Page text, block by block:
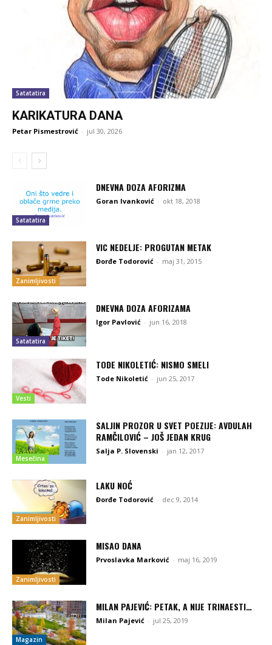
Satatatira
KARIKATURA DANA
Petar Pismestrović - jul 30, 2026
Satatatira
DNEVNA DOZA AFORIZMA
Goran Ivanković - okt 18, 2018
Zanimljivosti
VIC NEDELJE: PROGUTAN METAK
Đorđe Todorović - maj 31, 2015
Satatatira
DNEVNA DOZA AFORIZAMA
Igor Pavlović - jun 16, 2018
Vesti
TODE NIKOLETIĆ: NISMO SMELI
Tode Nikoletić - jun 25, 2017
Mesečina
SALJIN PROZOR U SVET POEZIJE: AVDULAH
RAMČILOVIĆ – JOŠ JEDAN KRUG
Salja P. Slovenski - jan 12, 2017
Zanimljivosti
LAKU NOĆ
Đorđe Todorović - dec 9, 2014
Zanimljivosti
MISAO DANA
Prvoslavka Marković - maj 16, 2019
Magazin
MILAN PAJEVIĆ: PETAK, A NIJE TRINAESTI…
Milan Pajević - jul 25, 2019